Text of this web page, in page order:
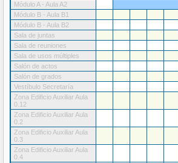
Módulo A - Aula A2
Módulo B - Aula B1
Módulo B - Aula B2
Sala de juntas
Sala de reuniones
Sala de usos múltiples
Salón de actos
Salón de grados
Vestíbulo Secretaría
Zona Edificio Auxiliar Aula
0.12
Zona Edificio Auxiliar Aula
0.2
Zona Edificio Auxiliar Aula
0.3
Zona Edificio Auxiliar Aula
0.4